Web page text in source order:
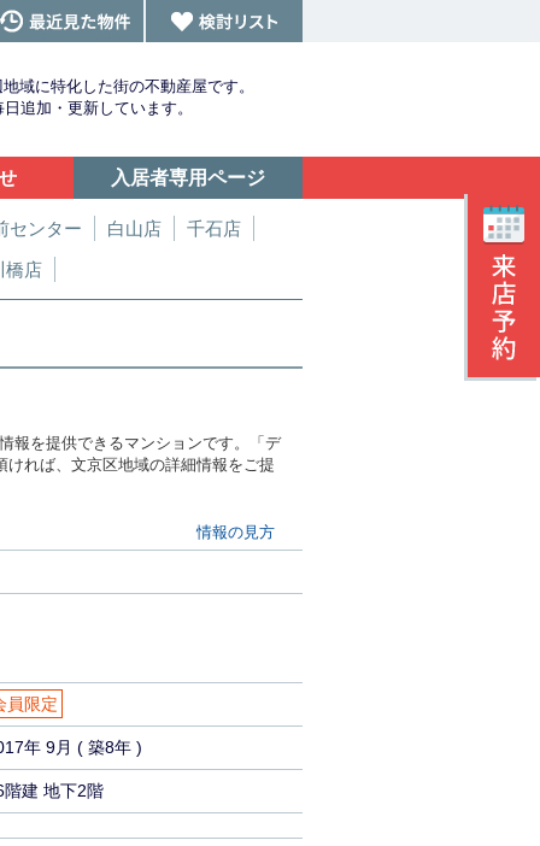
域に特化した街の不動産屋です。
追加・更新しています。
入居者専用ページ
センター 白山店
千石店
橋店
報を提供できるマンションです。「デ
れば、文京区地域の詳細情報をご提
情報の見方
員限定
年 9月 ( 築8年 )
階建 地下2階